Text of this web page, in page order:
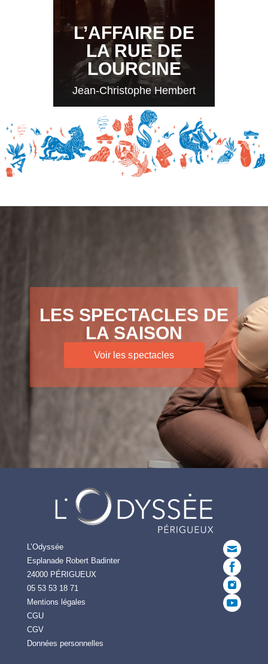
L’AFFAIRE DE
LA RUE DE
LOURCINE
Jean-Christophe Hembert
LES SPECTACLES DE
LA SAISON
Voir les spectacles
L’Odyssée
Esplanade Robert Badinter
24000 PÉRIGUEUX
05 53 53 18 71
Mentions légales
CGU
CGV
Données personnelles